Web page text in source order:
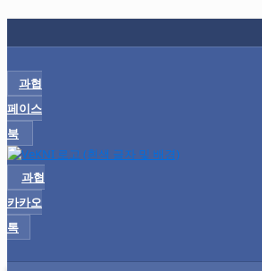
과협
페이스
북
과협
카카오
톡